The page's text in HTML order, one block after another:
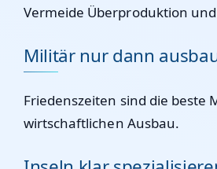
Vermeide Überproduktion
Militär nur dann
Friedenszeiten sind die beste
wirtschaftlichen Ausbau.